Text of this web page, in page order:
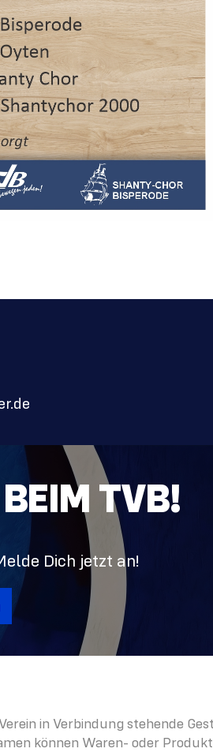
TVB!
Dich jetzt an!
in Verbindung stehende
können Waren- oder